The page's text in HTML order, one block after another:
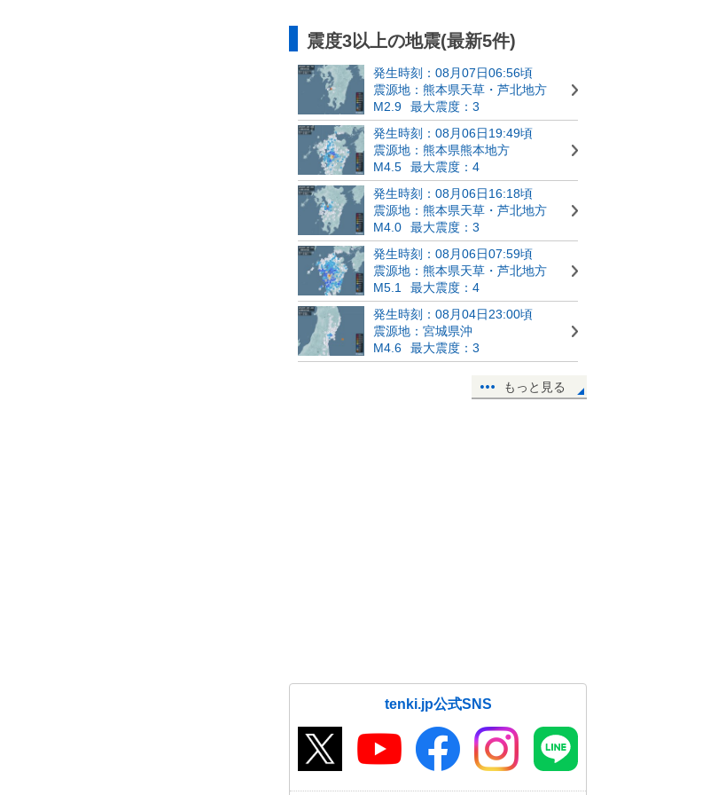
震度3以上の地震(最新5件)
発生時刻：08月07日06:56頃
震源地：熊本県天草・芦北地方
M2.9
最大震度：3
発生時刻：08月06日19:49頃
震源地：熊本県熊本地方
M4.5
最大震度：4
発生時刻：08月06日16:18頃
震源地：熊本県天草・芦北地方
M4.0
最大震度：3
発生時刻：08月06日07:59頃
震源地：熊本県天草・芦北地方
M5.1
最大震度：4
発生時刻：08月04日23:00頃
震源地：宮城県沖
M4.6
最大震度：3
もっと見る
tenki.jp公式SNS